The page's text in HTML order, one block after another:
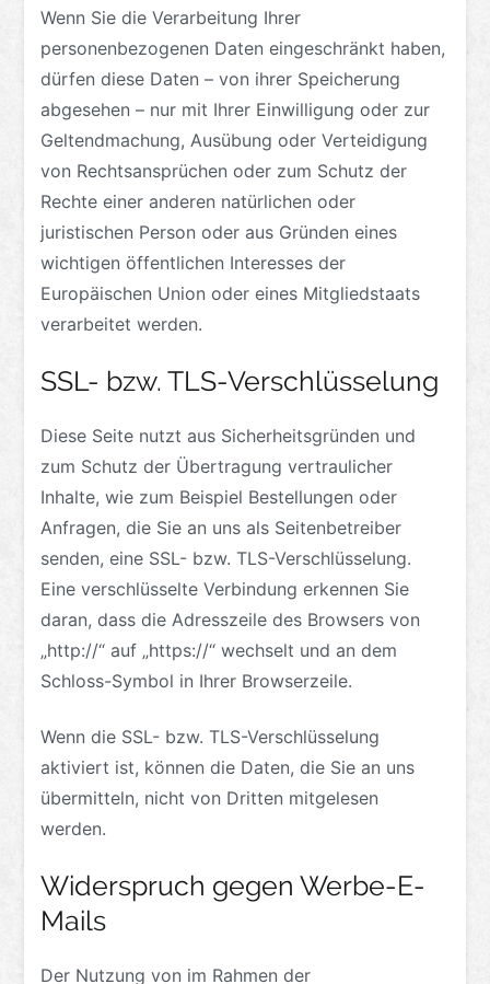
Wenn Sie die Verarbeitung Ihrer
personenbezogenen Daten eingeschränkt haben,
dürfen diese Daten – von ihrer Speicherung
abgesehen – nur mit Ihrer Einwilligung oder zur
Geltendmachung, Ausübung oder Verteidigung
von Rechtsansprüchen oder zum Schutz der
Rechte einer anderen natürlichen oder
juristischen Person oder aus Gründen eines
wichtigen öffentlichen Interesses der
Europäischen Union oder eines Mitgliedstaats
verarbeitet werden.
SSL- bzw. TLS-Verschlüsselung
Diese Seite nutzt aus Sicherheitsgründen und
zum Schutz der Übertragung vertraulicher
Inhalte, wie zum Beispiel Bestellungen oder
Anfragen, die Sie an uns als Seitenbetreiber
senden, eine SSL- bzw. TLS-Verschlüsselung.
Eine verschlüsselte Verbindung erkennen Sie
daran, dass die Adresszeile des Browsers von
„http://“ auf „https://“ wechselt und an dem
Schloss-Symbol in Ihrer Browserzeile.
Wenn die SSL- bzw. TLS-Verschlüsselung
aktiviert ist, können die Daten, die Sie an uns
übermitteln, nicht von Dritten mitgelesen
werden.
Widerspruch gegen Werbe-E-
Mails
Der Nutzung von im Rahmen der